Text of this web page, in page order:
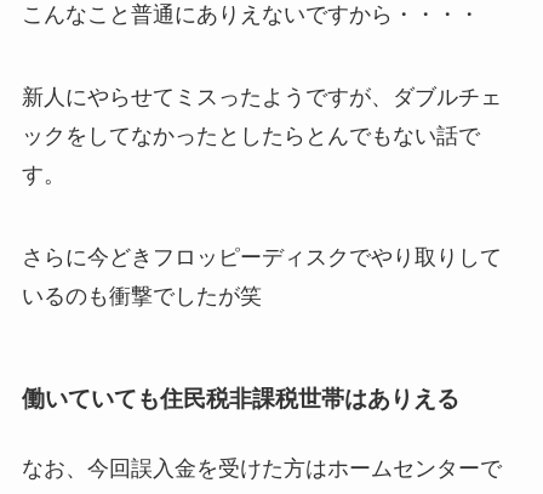
こんなこと普通にありえないですから・・・・
新人にやらせてミスったようですが、ダブルチェ
ックをしてなかったとしたらとんでもない話で
す。
さらに今どきフロッピーディスクでやり取りして
いるのも衝撃でしたが笑
働いていても住民税非課税世帯はありえる
なお、今回誤入金を受けた方はホームセンターで